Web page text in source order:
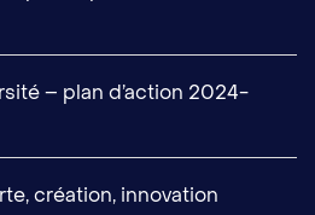
– plan d’action 2024-
création, innovation